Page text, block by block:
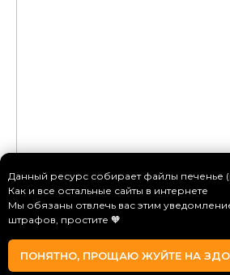
Данный ресурс собирает файлы печенье
Как и все остальные сайты в интернете
Мы обязаны отвлечь вас этим
штрафов, простите 🧡
ПОНЯТНО, ПРОЩАЮ ЖУЙТЕ НА
Главная Товары Услуги
Ничего не